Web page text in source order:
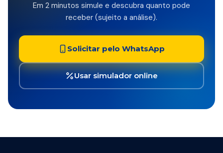
Em 2 minutos simule e descubra quanto pode
receber (sujeito a análise).
Solicitar pelo WhatsApp
Usar simulador online